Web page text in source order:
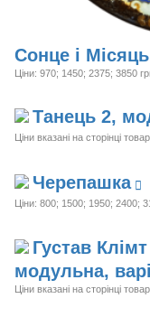
Сонце і
Ціни: 970; 1450; 2375; 3850
Танець 2,
Ціни вказані на сторінці
Черепашка
Ціни: 800; 1500; 1950; 2400;
Густав
модульна,
Ціни вказані на сторінці